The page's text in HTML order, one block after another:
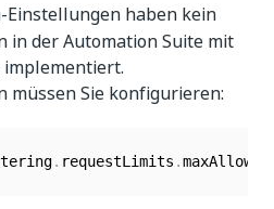
-Einstellungen haben kein
in der Automation Suite mit
müssen Sie konfigurieren:
. requestLimits .